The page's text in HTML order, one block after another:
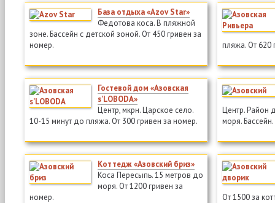
База отдыха «Azov Star»
Федотова коса. В пляжной
зоне. Бассейн с детской зоной. От 450 гривен за
номер.
пляжа. От 620
Гостевой дом «Азовская
s’LOBODA»
Центр, мкрн. Царское село.
10-15 минут до пляжа. От 300 гривен за номер.
Центр. Район
моря.
Коттедж «Азовский бриз»
Коса Пересыпь. 15 метров до
моря. От 1200 гривен за
номер.
От 1500 за